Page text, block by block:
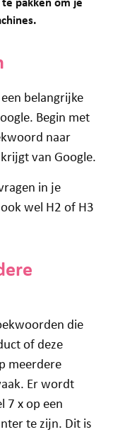
pakken om je
belangrijke
Begin met
naar
van Google.
in je
wel H2 of H3
die
of deze
meerdere
Er wordt
7 x op een
te zijn. Dit is